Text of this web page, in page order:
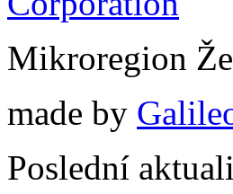
Mikroregion
made by
Poslední